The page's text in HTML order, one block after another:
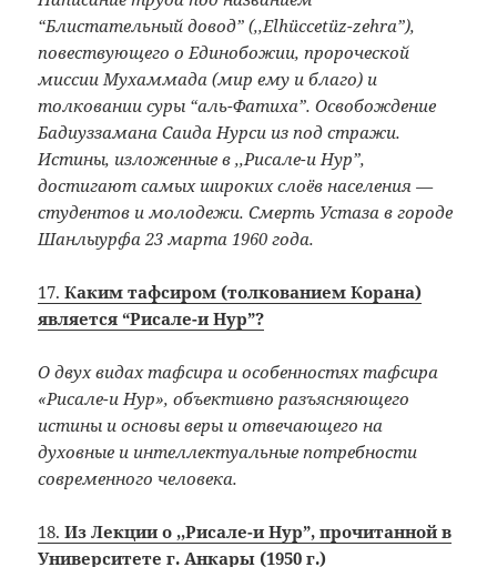
“Блистательный довод” (,,Elhüccetüz-zehra”),
повествующего о Единобожии, пророческой
миссии Мухаммада (мир ему и благо) и
толковании суры “аль-Фатиха”. Освобождение
Бадиуззамана Саида Нурси из под стражи.
Истины, изложенные в ,,Рисале-и Нур”,
достигают самых широких слоёв населения —
студентов и молодежи. Смерть Устаза в городе
Шанлыурфа 23 марта 1960 года.
17.Каким тафсиром (толкованием Корана)
является “Рисале-и Нур”?
О двух видах тафсира и особенностях тафсира
«Рисале-и Нур», объективно разъясняющего
истины и основы веры и отвечающего на
духовные и интеллектуальные потребности
современного человека.
18.Из Лекции о ,,Рисале-и Нур”, прочитанной в
Университете г. Анкары (1950 г.)